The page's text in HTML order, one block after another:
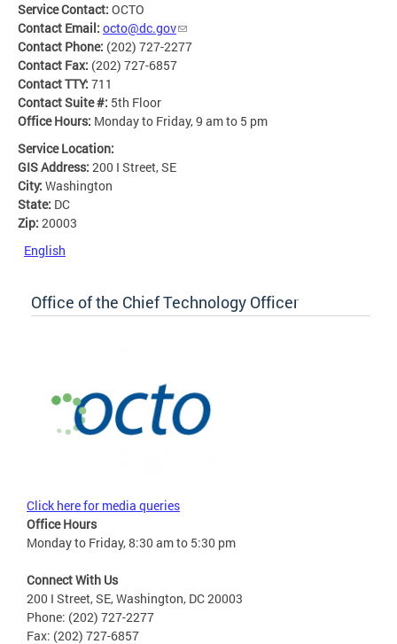
Service Contact: OCTO
Contact Email: octo@dc.gov
Contact Phone: (202) 727-2277
Contact Fax: (202) 727-6857
Contact TTY: 711
Contact Suite #: 5th Floor
Office Hours: Monday to Friday, 9 am to 5 pm
Service Location:
GIS Address: 200 I Street, SE
City: Washington
State: DC
Zip: 20003
English
Office of the Chief Technology Officer
Click here for media queries
Office Hours
Monday to Friday, 8:30 am to 5:30 pm
Connect With Us
200 I Street, SE, Washington, DC 20003
Phone: (202) 727-2277
Fax: (202) 727-6857